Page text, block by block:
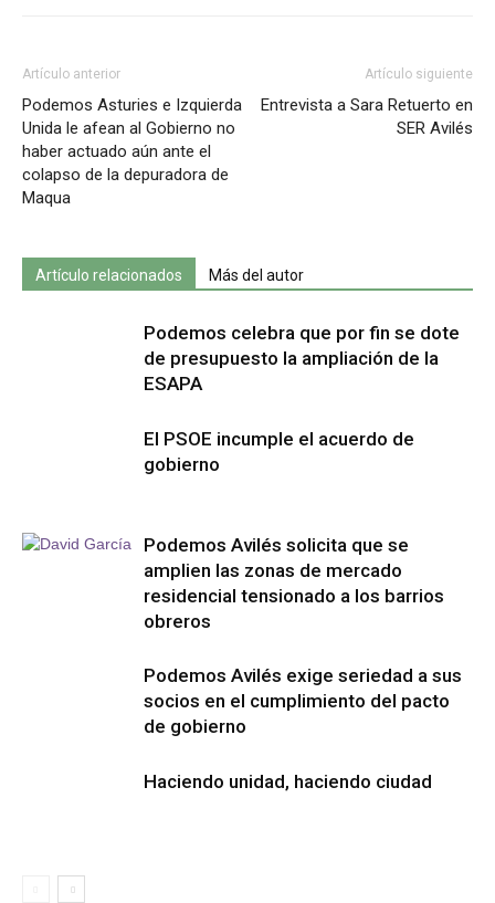
Artículo anterior
Podemos Asturies e Izquierda
Unida le afean al Gobierno no
haber actuado aún ante el
colapso de la depuradora de
Maqua
Artículo siguiente
Entrevista a Sara Retuerto en
SER Avilés
Artículo relacionados Más del autor
Podemos celebra que por fin se dote
de presupuesto la ampliación de la
ESAPA
El PSOE incumple el acuerdo de
gobierno
Podemos Avilés solicita que se
amplien las zonas de mercado
residencial tensionado a los barrios
obreros
Podemos Avilés exige seriedad a sus
socios en el cumplimiento del pacto
de gobierno
Haciendo unidad, haciendo ciudad